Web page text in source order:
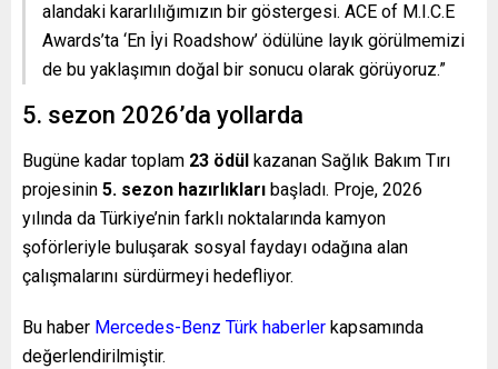
alandaki kararlılığımızın bir göstergesi. ACE of M.I.C.E
Awards’ta ‘En İyi Roadshow’ ödülüne layık görülmemizi
de bu yaklaşımın doğal bir sonucu olarak görüyoruz.”
5. sezon 2026’da yollarda
Bugüne kadar toplam 23 ödül kazanan Sağlık Bakım Tırı
projesinin 5. sezon hazırlıkları başladı. Proje, 2026
yılında da Türkiye’nin farklı noktalarında kamyon
şoförleriyle buluşarak sosyal faydayı odağına alan
çalışmalarını sürdürmeyi hedefliyor.
Bu haber Mercedes-Benz Türk haberler kapsamında
değerlendirilmiştir.